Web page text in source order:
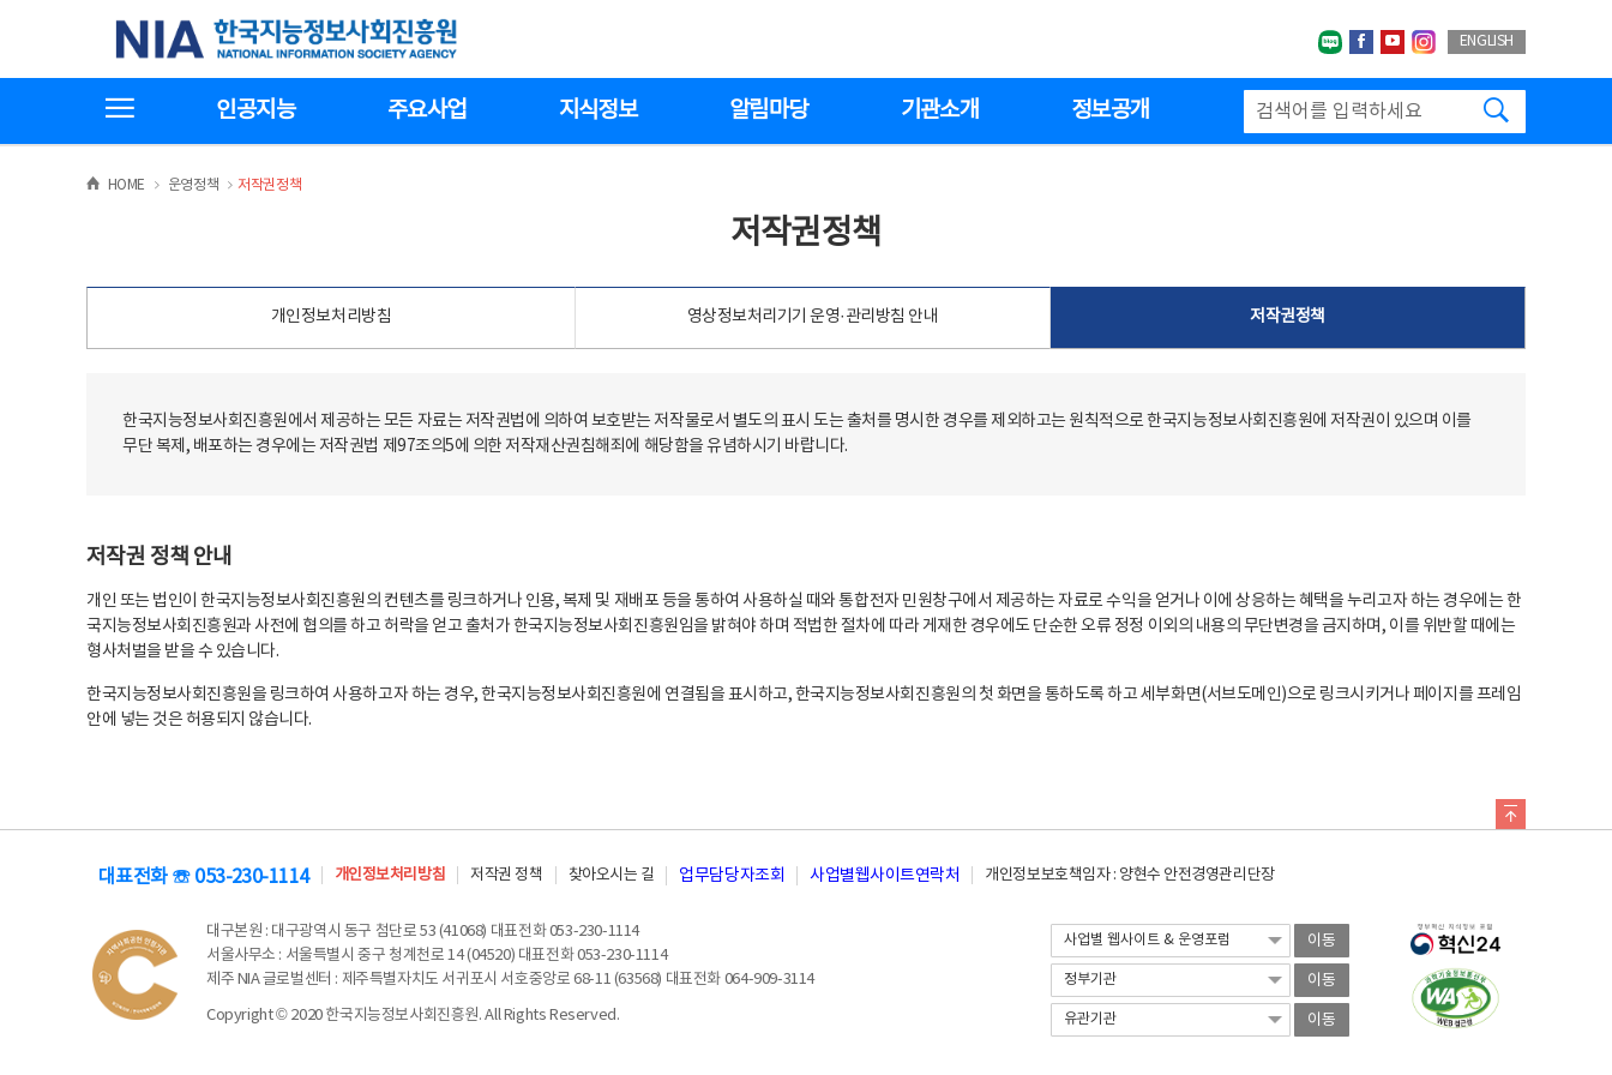
기
한국지능정보사회진흥원
네이버블로그
페이스북
유투브인스타그랩
ENGLISH
인공지능 주요사업 지식정보 알림마당 기관소개 정보공개
HOME >운영정책 >
저작권정책
저작권정책
개인정보처리방침 영상정보처리기기 운영·관리방침 안내 저작권정책
한국지능정보사회진흥원에서 제공하는 모든 자료는 저작권법에 의하여 보호받는 저작물로서 별도의 표시 도는 출처를 명시한 경우를 제외하고는 원칙적으로 한국지능정보사회진흥원에 저작권이 있으며 이를
무단 복제, 배포하는 경우에는 저작권법 제97조의5에 의한 저작재산권침해죄에 해당함을 유념하시기 바랍니다.
저작권 정책 안내
개인 또는 법인이 한국지능정보사회진흥원의 컨텐츠를 링크하거나 인용, 복제 및 재배포 등을 통하여 사용하실 때와 통합전자 민원창구에서 제공하는 자료로 수익을 얻거나 이에 상응하는 혜택을 누리고자 하는 경우에는 한
국지능정보사회진흥원과 사전에 협의를 하고 허락을 얻고 출처가 한국지능정보사회진흥원임을 밝혀야 하며 적법한 절차에 따라 게재한 경우에도 단순한 오류 정정 이외의 내용의 무단변경을 금지하며, 이를 위반할 때에는
형사처벌을 받을 수 있습니다.
한국지능정보사회진흥원을 링크하여 사용하고자 하는 경우, 한국지능정보사회진흥원에 연결됨을 표시하고, 한국지능정보사회진흥원의 첫 화면을 통하도록 하고 세부화면(서브도메인)으로 링크시키거나 페이지를 프레임
안에 넣는 것은 허용되지 않습니다.
대표전화 ☏ 053-230-1114 개인정보처리방침 저작권 정책 찾아오시는 길 업무담당자조회 사업별웹사이트연락처 개인정보보호책임자 : 양현수 안전경영관리단장
대구본원 : 대구광역시 동구 첨단로 53 (41068) 대표전화 053-230-1114
서울사무소 : 서울특별시 중구 청계천로 14 (04520) 대표전화 053-230-1114
제주 NIA 글로벌센터 : 제주특별자치도 서귀포시 서호중앙로 68-11 (63568) 대표전화 064-909-3114
Copyright © 2020 한국지능정보사회진흥원. All Rights Reserved.
이동
이동
이동